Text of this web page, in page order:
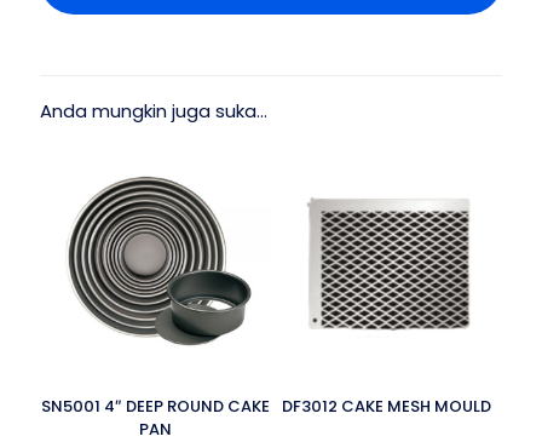
Anda mungkin juga suka…
SN5001 4″ DEEP ROUND CAKE
PAN
DF3012 CAKE MESH MOULD